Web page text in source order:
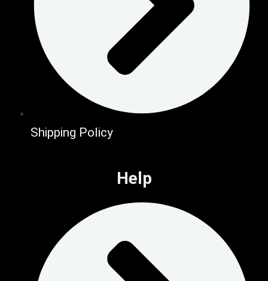
Shipping Policy
Help